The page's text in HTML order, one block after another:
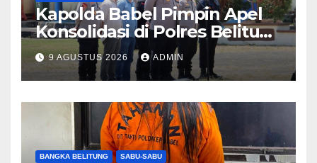
Kapolda Babel Pimpin Apel
Konsolidasi di Polres Belitung
Timur, Pastikan Kesiapan
Pengamanan dan Pelayanan
Masyarakat
9 AGUSTUS 2026 ADMIN
BANGKA BELITUNG SABU-SABU